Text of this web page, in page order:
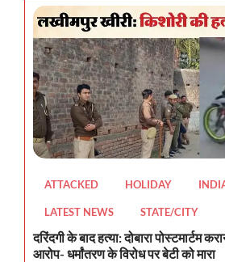
ATTACKED HOLIDAY
LATEST NEWS STATE/CITY
दरिंदगी के बाद हत्या: दोबारा पोस्टमार्टम
आरोप- धर्मांतरण के विरोध पर बेटी को मारा